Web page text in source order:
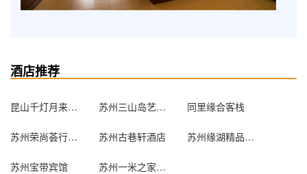
酒店推荐
昆山千灯月来宾馆 苏州三山岛艺宿家民宿 同里缘合客栈
苏州荣尚荟行政公寓 苏州古巷轩酒店 苏州缘湖精品酒店
苏州宝带宾馆 苏州一米之家求职公寓